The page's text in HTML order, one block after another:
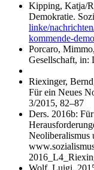
Kipping, Katja/
Demokratie.
linke/
kommende-
Porcaro,
Gesellschaft, in:
Riexinger,
Für ein Neues
3/2015, 82–87
Ders. 2016b:
Neoliberalismus